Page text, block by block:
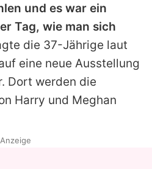
und es war ein
Tag, wie man sich
die 37-Jährige laut
eine neue Ausstellung
Dort werden die
Harry und Meghan
Anzeige